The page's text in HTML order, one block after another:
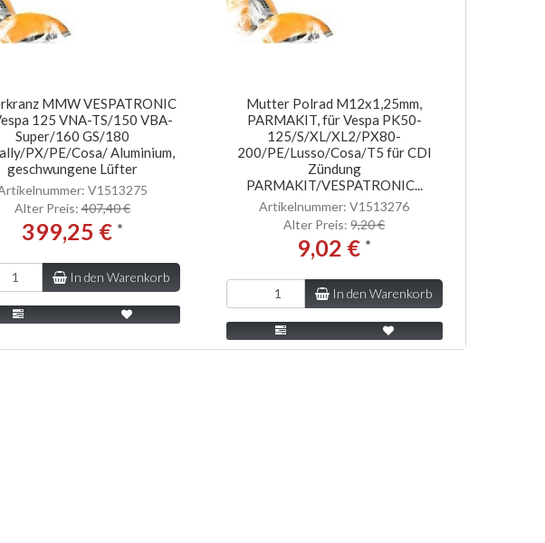
MMW VESPATRONIC
125 VNA-TS/150 VBA-
Super/160 GS/180
PX/PE/Cosa/ Aluminium,
geschwungene Lüfter
V1513275
Alter Preis: 407,40 €
399,25 € *
In den Warenkorb
Mutter Polrad M12x1,25mm,
PARMAKIT, für Vespa PK50-
125/S/XL/XL2/PX80-
200/PE/Lusso/Cosa/T5 für CDI
Zündung
PARMAKIT/VESPATRONIC...
Artikelnummer: V1513276
Alter Preis:9,20 €
9,02 € *
In den Warenkorb